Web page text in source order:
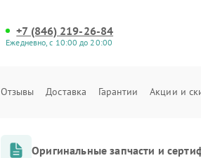
+7 (846) 219-26-84
Ежедневно, с 10:00 до 20:00
Отзывы Доставка Гарантии Акции и
Оригинальные запчасти и